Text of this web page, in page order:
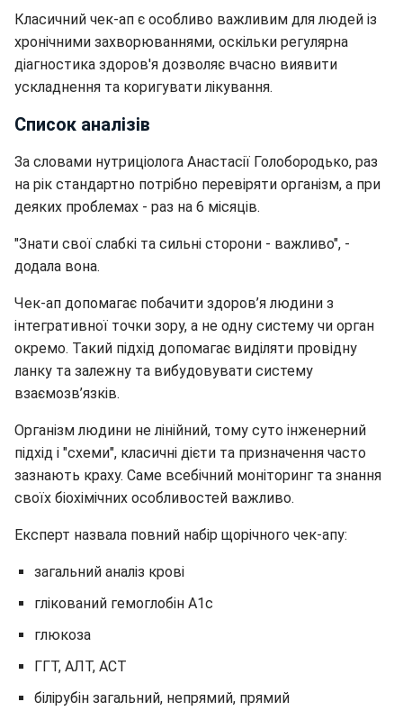
Класичний чек-ап є особливо важливим для людей із
хронічними захворюваннями, оскільки регулярна
діагностика здоров'я дозволяє вчасно виявити
ускладнення та коригувати лікування.
Список аналізів
За словами нутриціолога Анастасії Голобородько, раз
на рік стандартно потрібно перевіряти організм, а при
деяких проблемах - раз на 6 місяців.
"Знати свої слабкі та сильні сторони - важливо", -
додала вона.
Чек-ап допомагає побачити здоров’я людини з
інтегративної точки зору, ​​а не одну систему чи орган
окремо. Такий підхід допомагає виділяти провідну
ланку та залежну та вибудовувати систему
взаємозв’язків.
Організм людини не лінійний, тому суто інженерний
підхід і "схеми", класичні дієти та призначення часто
зазнають краху. Саме всебічний моніторинг та знання
своїх біохімічних особливостей важливо.
Експерт назвала повний набір щорічного чек-апу:
загальний аналіз крові
глікований гемоглобін А1с
глюкоза
ГГТ, АЛТ, АСТ
білірубін загальний, непрямий, прямий